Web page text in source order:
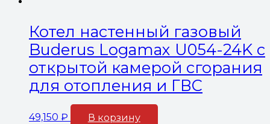
Котел настенный газовый
Buderus Logamax U054-24K с
открытой камерой сгорания
для отопления и ГВС
49,150 ₽ В корзину